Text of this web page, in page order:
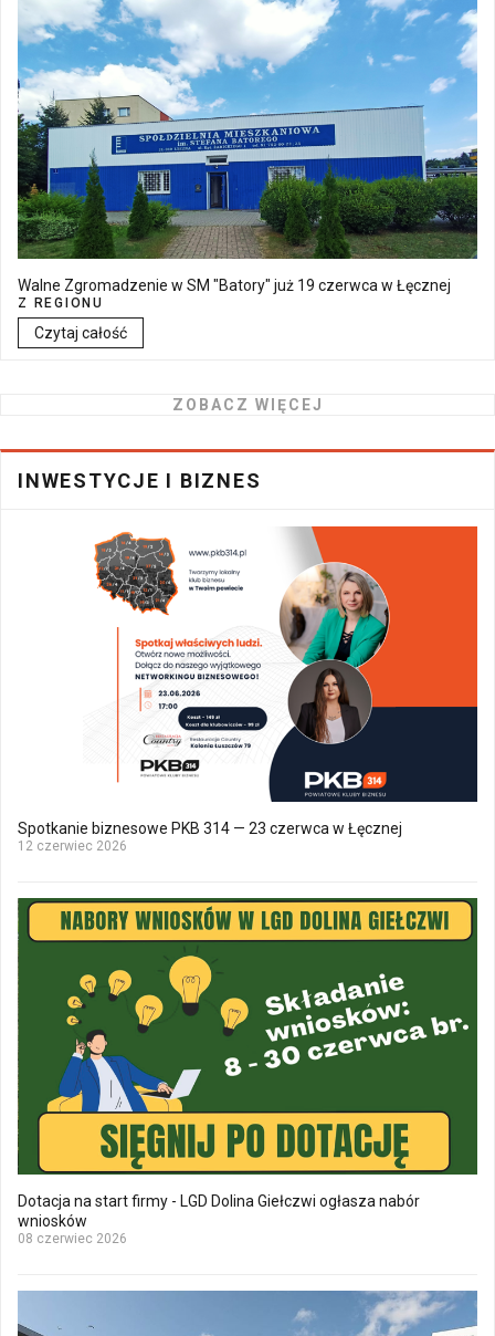
Walne Zgromadzenie w SM "Batory" już 19 czerwca w Łęcznej
Z REGIONU
Czytaj całość
ZOBACZ WIĘCEJ
INWESTYCJE I BIZNES
Spotkanie biznesowe PKB 314 — 23 czerwca w Łęcznej
12 czerwiec 2026
Dotacja na start firmy - LGD Dolina Giełczwi ogłasza nabór
wniosków
08 czerwiec 2026